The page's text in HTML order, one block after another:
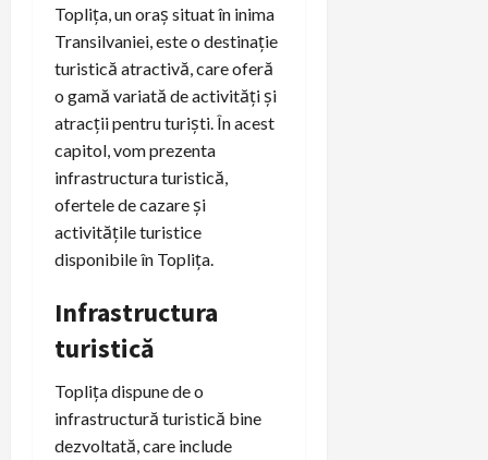
Toplița, un oraș situat în inima
Transilvaniei, este o destinație
turistică atractivă, care oferă
o gamă variată de activități și
atracții pentru turiști. În acest
capitol, vom prezenta
infrastructura turistică,
ofertele de cazare și
activitățile turistice
disponibile în Toplița.
Infrastructura
turistică
Toplița dispune de o
infrastructură turistică bine
dezvoltată, care include